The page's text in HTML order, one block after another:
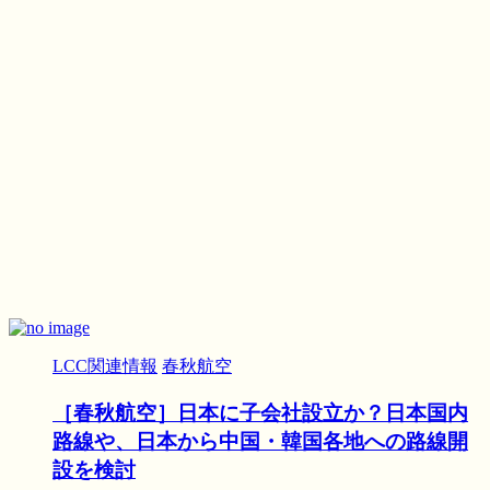
LCC関連情報 春秋航空
［春秋航空］日本に子会社設立か？日本国内
路線や、日本から中国・韓国各地への路線開
設を検討